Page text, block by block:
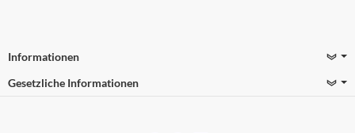
Informationen
Gesetzliche Informationen